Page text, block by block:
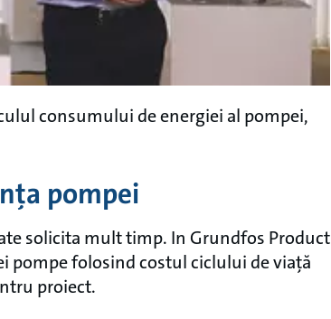
consumului de energiei al pompei,
pompei
solicita mult timp. In Grundfos Product
pompe folosind costul ciclului de viață
proiect.